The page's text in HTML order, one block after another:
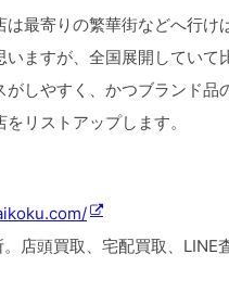
は最寄りの繁華街などへ行け
いますが、全国展開していて
がしやすく、かつブランド品
リストアップします。
店頭買取、宅配買取、LINE